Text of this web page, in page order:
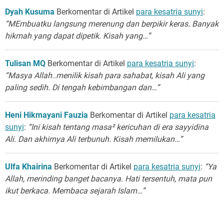
Dyah Kusuma Berkomentar di Artikel para kesatria sunyi:
“MEmbuatku langsung merenung dan berpikir keras. Banyak
hikmah yang dapat dipetik. Kisah yang…”
Tulisan MQ Berkomentar di Artikel para kesatria sunyi:
“Masya Allah..menilik kisah para sahabat, kisah Ali yang
paling sedih. Di tengah kebimbangan dan…”
Heni Hikmayani Fauzia Berkomentar di Artikel para kesatria
sunyi: “Ini kisah tentang masa² kericuhan di era sayyidina
Ali. Dan akhirnya Ali terbunuh. Kisah memilukan…”
Ulfa Khairina Berkomentar di Artikel para kesatria sunyi: “Ya
Allah, merinding banget bacanya. Hati tersentuh, mata pun
ikut berkaca. Membaca sejarah Islam…”